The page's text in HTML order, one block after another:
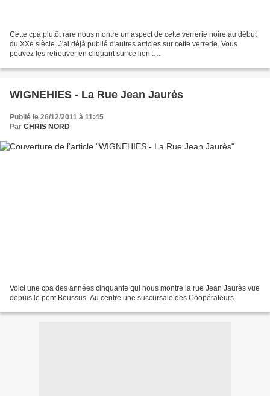
Cette cpa plutôt rare nous montre un aspect de cette verrerie noire au début
du XXe siècle. J'ai déjà publié d'autres articles sur cette verrerie. Vous
pouvez les retrouver en cliquant sur ce lien :
WIGNEHIES - La Rue Jean Jaurès
Publié le 26/12/2011 à 11:45
Par CHRIS NORD
Voici une cpa des années cinquante qui nous montre la rue Jean Jaurès vue
depuis le pont Boussus. Au centre une succursale des Coopérateurs.